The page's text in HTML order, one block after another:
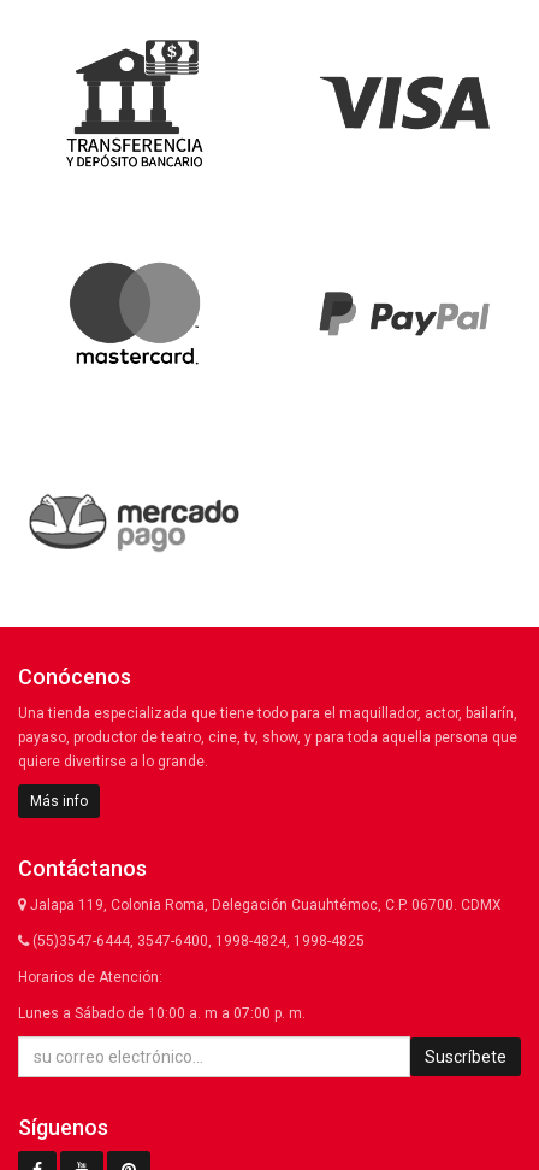
Conócenos
Una tienda especializada que tiene todo para el maquillador, actor, bailarín,
payaso, productor de teatro, cine, tv, show, y para toda aquella persona que
quiere divertirse a lo grande.
Más info
Contáctanos
Jalapa 119, Colonia Roma, Delegación Cuauhtémoc, C.P. 06700. CDMX
(55)3547-6444, 3547-6400, 1998-4824, 1998-4825
Horarios de Atención:
Lunes a Sábado de 10:00 a. m a 07:00 p. m.
Suscríbete
Síguenos